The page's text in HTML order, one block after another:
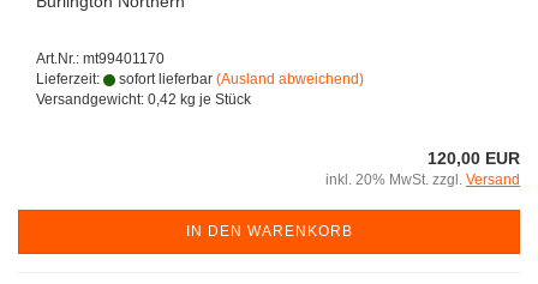
Art.Nr.: mt99401170
Lieferzeit:
sofort lieferbar (Ausland abweichend)
Versandgewicht: 0,42 kg je Stück
120,00 EUR
inkl. 20% MwSt. zzgl. Versand
IN DEN WARENKORB